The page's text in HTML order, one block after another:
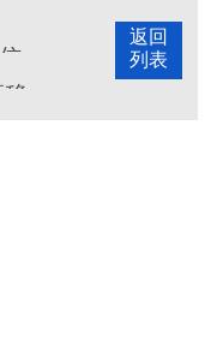
返回
列表
315m与433m哪个信号强度高